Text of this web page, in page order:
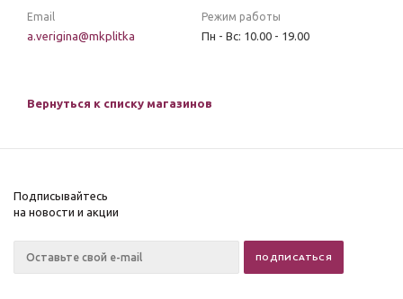
Email
a.verigina@mkplitka
Режим работы
Пн - Вс: 10.00 - 19.00
Вернуться к списку магазинов
Подписывайтесь
на новости и акции